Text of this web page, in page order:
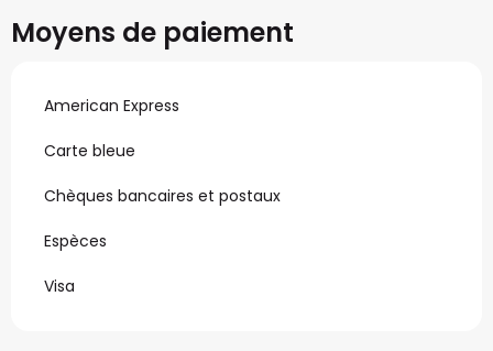
Moyens de paiement
American Express
Carte bleue
Chèques bancaires et postaux
Espèces
Visa